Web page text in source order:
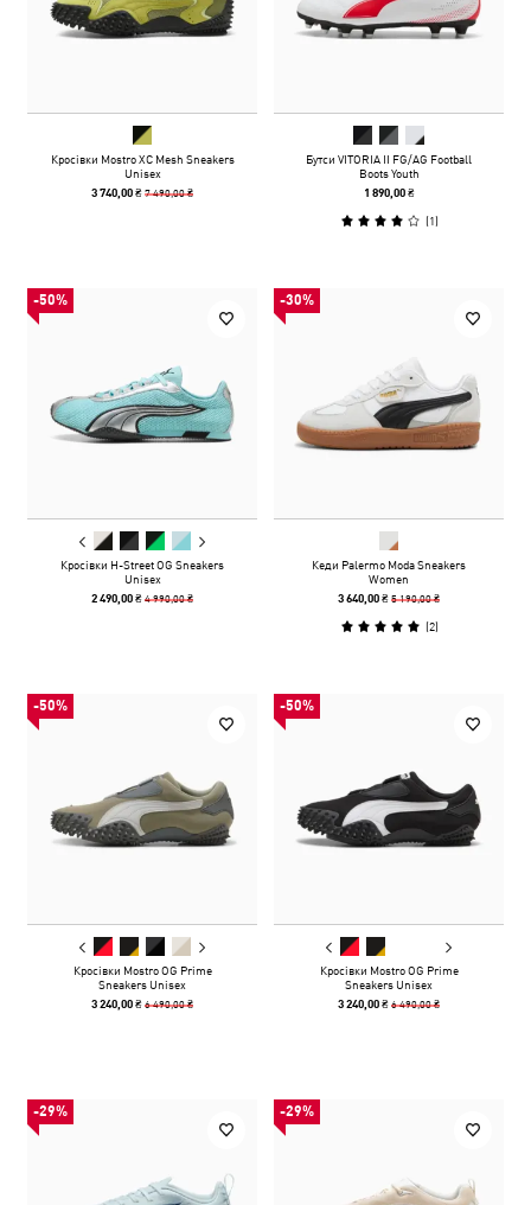
Кросівки Mostro XC Mesh Sneakers
Unisex
3 740,00 ₴7 490,00 ₴
Бутси VITORIA II FG/AG Football
Boots Youth
1 890,00 ₴
(1)
-50%
Кросівки H-Street OG Sneakers
Unisex
2 490,00 ₴4 990,00 ₴
-30%
Кеди Palermo Moda Sneakers
Women
3 640,00 ₴5 190,00 ₴
(2)
-50%
Кросівки Mostro OG Prime
Sneakers Unisex
3 240,00 ₴6 490,00 ₴
-50%
Кросівки Mostro OG Prime
Sneakers Unisex
3 240,00 ₴6 490,00 ₴
-29% -29%